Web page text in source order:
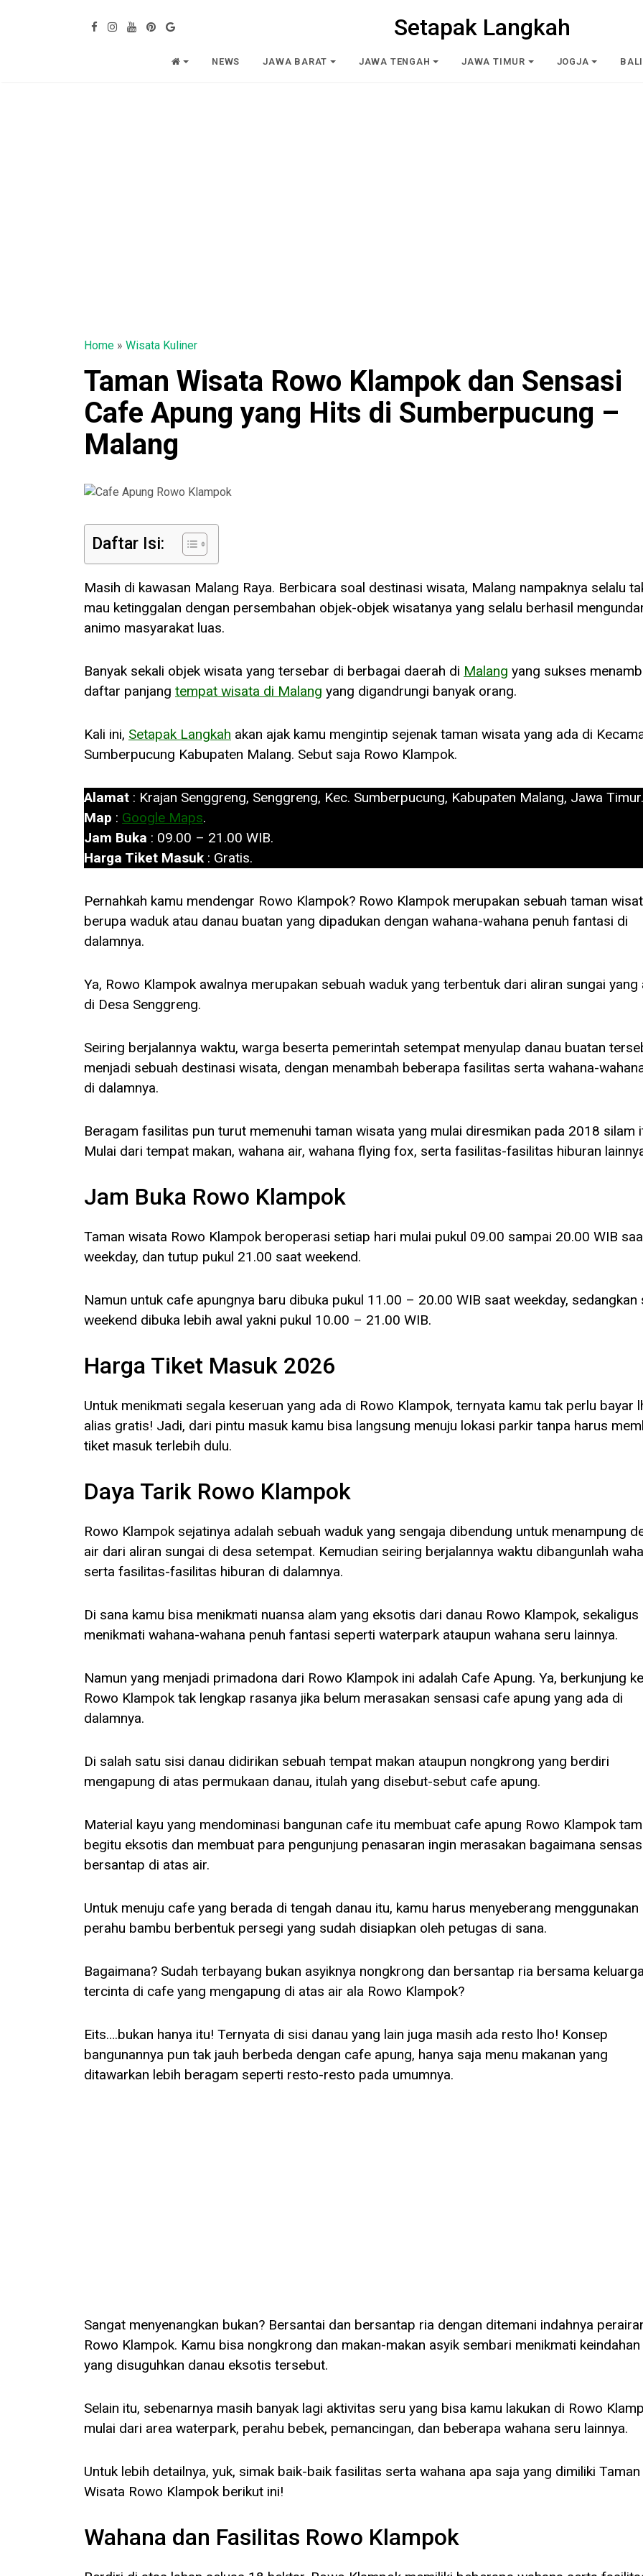
Setapak Langkah
NEWS JAWA BARAT JAWA TENGAH JAWA TIMUR JOGJA BALI
Home » Wisata Kuliner
Taman Wisata Rowo Klampok dan Sensasi
Cafe Apung yang Hits di Sumberpucung –
Malang
Daftar Isi:
Masih di kawasan Malang Raya. Berbicara soal destinasi wisata, Malang nampaknya selalu
mau ketinggalan dengan persembahan objek-objek wisatanya yang selalu berhasil
animo masyarakat luas.
Banyak sekali objek wisata yang tersebar di berbagai daerah di Malang yang sukses
daftar panjang tempat wisata di Malang yang digandrungi banyak orang.
Kali ini, Setapak Langkah akan ajak kamu mengintip sejenak taman wisata yang ada di
Sumberpucung Kabupaten Malang. Sebut saja Rowo Klampok.
Alamat : Krajan Senggreng, Senggreng, Kec. Sumberpucung, Kabupaten Malang, Jawa Timur.
Map : Google Maps.
Jam Buka : 09.00 – 21.00 WIB.
Harga Tiket Masuk: Gratis.
Pernahkah kamu mendengar Rowo Klampok? Rowo Klampok merupakan sebuah taman
berupa waduk atau danau buatan yang dipadukan dengan wahana-wahana penuh fantasi di
dalamnya.
Ya, Rowo Klampok awalnya merupakan sebuah waduk yang terbentuk dari aliran sungai yang
di Desa Senggreng.
Seiring berjalannya waktu, warga beserta pemerintah setempat menyulap danau buatan
menjadi sebuah destinasi wisata, dengan menambah beberapa fasilitas serta wahana-
di dalamnya.
Beragam fasilitas pun turut memenuhi taman wisata yang mulai diresmikan pada 2018 silam
Mulai dari tempat makan, wahana air, wahana flying fox, serta fasilitas-fasilitas hiburan
Jam Buka Rowo Klampok
Taman wisata Rowo Klampok beroperasi setiap hari mulai pukul 09.00 sampai 20.00 WIB
weekday, dan tutup pukul 21.00 saat weekend.
Namun untuk cafe apungnya baru dibuka pukul 11.00 – 20.00 WIB saat weekday, sedangkan
weekend dibuka lebih awal yakni pukul 10.00 – 21.00 WIB.
Harga Tiket Masuk 2026
Untuk menikmati segala keseruan yang ada di Rowo Klampok, ternyata kamu tak perlu bayar
alias gratis! Jadi, dari pintu masuk kamu bisa langsung menuju lokasi parkir tanpa harus
tiket masuk terlebih dulu.
Daya Tarik Rowo Klampok
Rowo Klampok sejatinya adalah sebuah waduk yang sengaja dibendung untuk menampung
air dari aliran sungai di desa setempat. Kemudian seiring berjalannya waktu dibangunlah
serta fasilitas-fasilitas hiburan di dalamnya.
Di sana kamu bisa menikmati nuansa alam yang eksotis dari danau Rowo Klampok, sekaligus
menikmati wahana-wahana penuh fantasi seperti waterpark ataupun wahana seru lainnya.
Namun yang menjadi primadona dari Rowo Klampok ini adalah Cafe Apung. Ya, berkunjung ke
Rowo Klampok tak lengkap rasanya jika belum merasakan sensasi cafe apung yang ada di
dalamnya.
Di salah satu sisi danau didirikan sebuah tempat makan ataupun nongkrong yang berdiri
mengapung di atas permukaan danau, itulah yang disebut-sebut cafe apung.
Material kayu yang mendominasi bangunan cafe itu membuat cafe apung Rowo Klampok
begitu eksotis dan membuat para pengunjung penasaran ingin merasakan bagaimana
bersantap di atas air.
Untuk menuju cafe yang berada di tengah danau itu, kamu harus menyeberang menggunakan
perahu bambu berbentuk persegi yang sudah disiapkan oleh petugas di sana.
Bagaimana? Sudah terbayang bukan asyiknya nongkrong dan bersantap ria bersama keluarga
tercinta di cafe yang mengapung di atas air ala Rowo Klampok?
Eits….bukan hanya itu! Ternyata di sisi danau yang lain juga masih ada resto lho! Konsep
bangunannya pun tak jauh berbeda dengan cafe apung, hanya saja menu makanan yang
ditawarkan lebih beragam seperti resto-resto pada umumnya.
Sangat menyenangkan bukan? Bersantai dan bersantap ria dengan ditemani indahnya
Rowo Klampok. Kamu bisa nongkrong dan makan-makan asyik sembari menikmati keindahan
yang disuguhkan danau eksotis tersebut.
Selain itu, sebenarnya masih banyak lagi aktivitas seru yang bisa kamu lakukan di Rowo
mulai dari area waterpark, perahu bebek, pemancingan, dan beberapa wahana seru lainnya.
Untuk lebih detailnya, yuk, simak baik-baik fasilitas serta wahana apa saja yang dimiliki Taman
Wisata Rowo Klampok berikut ini!
Wahana dan Fasilitas Rowo Klampok